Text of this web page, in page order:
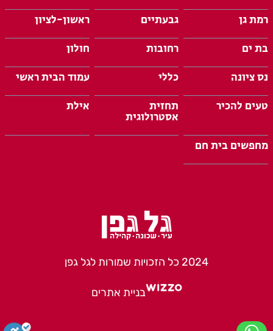
רמת גן
גבעתיים
ראשון-לציון
בת ים
רחובות
חולון
נס ציונה
כללי
עמוד הבית ראשי
טעים להכיר
תחזית
אסטרולוגית
אילת
מחפשים בית חם
2024 כל הזכויות שמורות לגל גפן
בניית אתרים